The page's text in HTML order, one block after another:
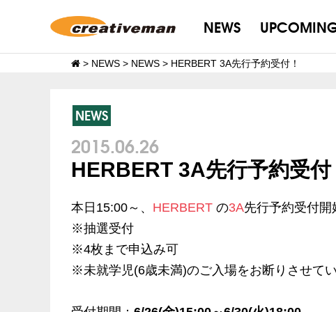
NEWS
> NEWS > NEWS > HERBERT 3A先行予約受付！
NEWS
2015.06.26
HERBERT 3A先行予約受付
本日15:00～、 HERBERT の3A先行予約受付開
※抽選受付
※4枚まで申込み可
※未就学児(6歳未満)のご入場をお断りさせて